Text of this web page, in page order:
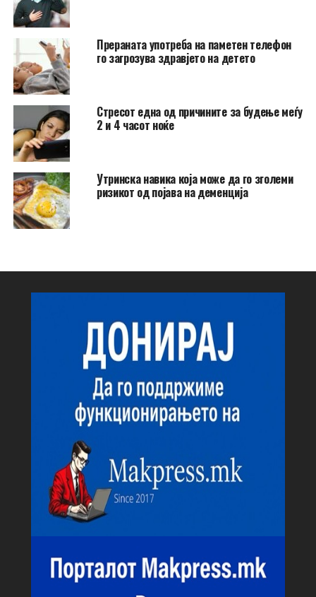
Прераната употреба на паметен телефон
го загрозува здравјето на детето
Стресот една од причините за будење меѓу
2 и 4 часот ноќе
Утринска навика која може да го зголеми
ризикот од појава на деменција